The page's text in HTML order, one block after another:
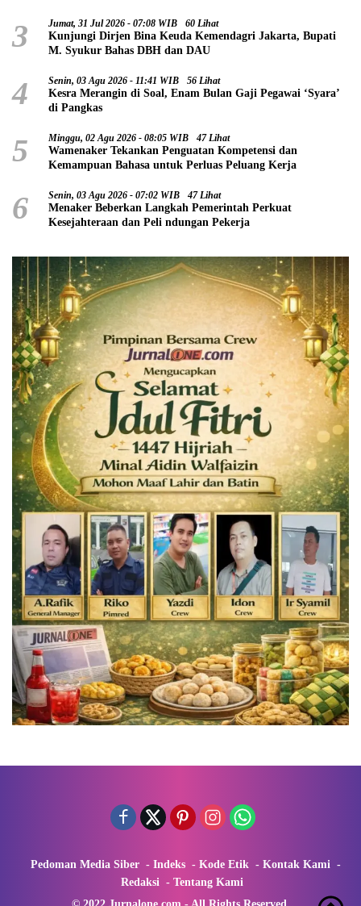
3 Jumat, 31 Jul 2026 - 07:08 WIB 60 Lihat
Kunjungi Dirjen Bina Keuda Kemendagri Jakarta, Bupati
M. Syukur Bahas DBH dan DAU
4 Senin, 03 Agu 2026 - 11:41 WIB 56 Lihat
Kesra Merangin di Soal, Enam Bulan Gaji Pegawai ‘Syara’
di Pangkas
5 Minggu, 02 Agu 2026 - 08:05 WIB 47 Lihat
Wamenaker Tekankan Penguatan Kompetensi dan
Kemampuan Bahasa untuk Perluas Peluang Kerja
6 Senin, 03 Agu 2026 - 07:02 WIB 47 Lihat
Menaker Beberkan Langkah Pemerintah Perkuat
Kesejahteraan dan Peli ndungan Pekerja
Pedoman Media Siber Indeks Kode Etik
Kontak Kami
Redaksi
Tentang Kami